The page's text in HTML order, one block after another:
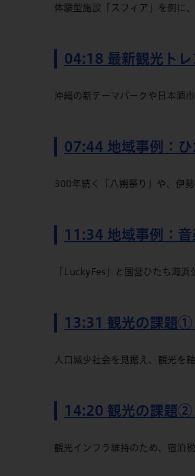
体験型施設「スフィア」を例に
04:18 最新観光ト
沖縄の新テーマパークや日本酒
07:44 地域事例：
300年続く「八朔祭り」や、伊
11:34 地域事例：
「LuckyFes」と国営ひたち海浜
13:31 観光の課題①
人口減少社会を見据え、観光を
14:20 観光の課題②
観光インフラ維持のため、宿泊